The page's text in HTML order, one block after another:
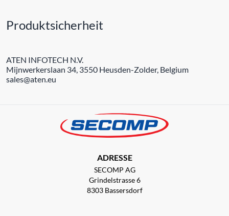
Produktsicherheit
ATEN INFOTECH N.V.
Mijnwerkerslaan 34, 3550 Heusden-Zolder, Belgium
sales@aten.eu
ADRESSE
SECOMP AG
Grindelstrasse 6
8303 Bassersdorf